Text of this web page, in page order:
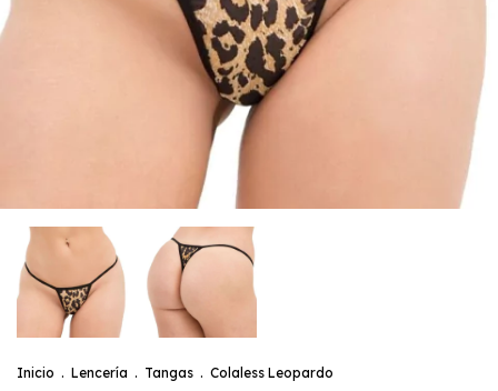
Inicio . Lencería . Tangas . Colaless Leopardo